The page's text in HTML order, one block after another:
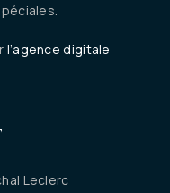
l’agence digitale
Leclerc